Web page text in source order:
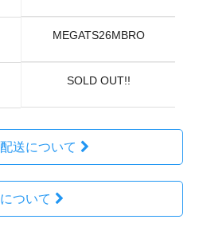
MEGATS26MBRO
SOLD OUT!!
送について
ついて